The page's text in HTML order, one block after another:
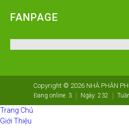
FANPAGE
Copyright © 2026 NHÀ PHÂN
Đang online: 3 Ngày: 232
Trang Chủ
Giới Thiệu